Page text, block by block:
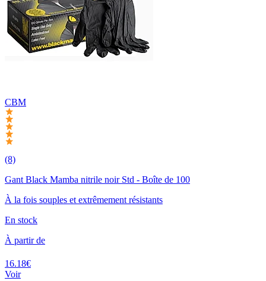
CBM
(8)
Gant Black Mamba nitrile noir Std - Boîte de 100
À la fois souples et extrêmement résistants
En stock
À partir de
16.18€
Voir